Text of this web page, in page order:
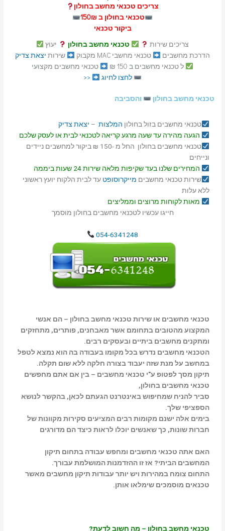
צריכים טכנאי מחשב בחולון
טכנאי בחולון ב 150₪
ביקור טכנאי
צריכים שירות
טכנאי מחשב בחולון
יעוץ
הדרכת מחשבים
טכנאי מחשבי MAC מקבוק שירות יצאת צדיק
ל טכנאי מחשבים ב 150 ₪
טכנאי מחשבים מקצועי
לחצו לחיוג
<<
טכנאי מחשב בחולון והסביבה
טכנאי מחשבים בזול בחולון המלצות– יצאת צדיק
הגעה מהירה עד שעה מרגע קריאה לטכנאי לבית או לעסק שלכם
טכנאי מחשבים בחולון החל מ -150 ₪ ביקור למחשבים ניידים
ונייחים
המחירים שלנו בעד שקיפות מלאה שירות 24 שעות ביממה
שירות טכנאי מחשבים מייקרוסופט עד לבית הלקוח יועץ ראשוני
ללא עלות
מאות לקוחות מרוצים וממליצים
חייגו עכשיו לטכנאי מחשבים בחולון מוסמך
054-6341248
טכנאי מחשבים או שירות טכנאי מחשב בחולון – הם אנשי
המקצוע מהטובים בתחומם אשר מאבחנים, פותרים, מתחזקים
ומתקנים מחשבים ביתיים ובעסקים רבים.
הטכנאי מחשבים נדרש בכל מקומו בעבודה בה הוא נמצא לטפל
במחשב על מנת שזה יעבוד בצורה חלקה ללא שום תקלה.
תיקון מסך לפטופ ע"י טכנאי מחשבים – בין אם אתם מחפשים
טכנאי מחשבים בחולון,
סביר להניח שמחיפוש באינטרנט הגעתם לכאן, בהקשר לנושא
הספציפי שלך.
בימים אלה ישנם מקומות רבים המציעים סקירות מקוונות של
חברות שונות, כך שאנשים יוכלו לראות כיצד הם מדורגים
האם אתה טכנאי מחשבים ומחפש עבודה בתחום תיקון
המחשבים הביתי? אז זו ההזדמנות המושלמת עבורך.
התחום צומח במהירות ויש יותר עבודות תיקון מחשבים מאשר
טכנאים מוסמכים שימלאו אותן.
טכנאי מחשב בחולון – מה חשוב לדעת?